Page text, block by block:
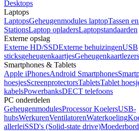
Desktops
Laptops
LaptopsGeheugenmodules laptopTassen
StationsLaptop opladersLaptopstandaarden
Externe opslag
Externe HD/SSDExterne behuizingenUSB
sticksgeheugenkaartjesGeheugenkaartlezers
Smartphones & Tablets
Apple iPhonesAndroid Smartphones
hoesjesScreenprotectorsTabletsTablet
kabelsPowerbanksDECT telefoons
PC onderdelen
GeheugenmodulesProcessor KoelersUSB-
hubsWerkurenVentilatorenWaterkoeling
allerleiSSD's (Solid-state drive)